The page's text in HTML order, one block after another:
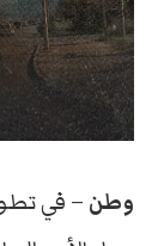
وطن – في